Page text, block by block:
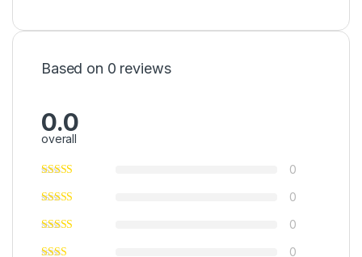
Based on 0 reviews
0.0
overall
0
0
0
0